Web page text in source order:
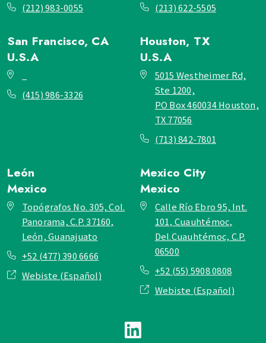
(212) 983-0055
(213) 622-5505
San Francisco, CA
U.S.A
(415) 986-3326
Houston, TX
U.S.A
5015 Westheimer Rd,
Ste 1200,
PO Box 460034 Houston,
TX 77056
(713) 842-7801
León
Mexico
Topógrafos No. 305, Col.
Panorama, C.P. 37160,
León, Guanajuato
+52 (477) 390 6666
Webiste (Español)
Mexico City
Mexico
Calle Río Ebro 95, Int.
101, Cuauhtémoc,
Del.Cuauhtémoc, C.P.
06500
+52 (55) 5908 0808
Webiste (Español)